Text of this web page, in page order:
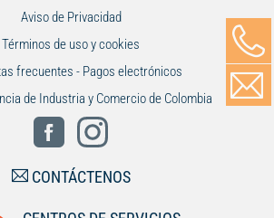
Aviso de Privacidad
Términos de uso y cookies
frecuentes - Pagos electrónicos
de Industria y Comercio de Colombia
CONTÁCTENOS